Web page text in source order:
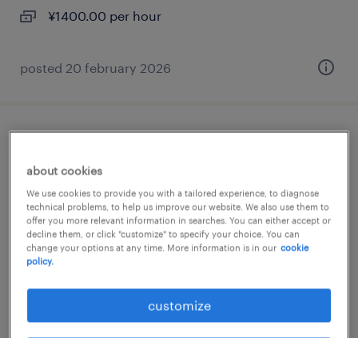
¥1400.00 per hour
posted 20 february 2026
品
埼玉県越谷市, 埼玉県
temporary
¥1400.00 per hour
posted 24 february 2026
about cookies
We use cookies to provide you with a tailored experience, to diagnose
technical problems, to help us improve our website. We also use them to
offer you more relevant information in searches. You can either accept or
decline them, or click "customize" to specify your choice. You can
change your options at any time. More information is in our cookie
policy.
customize